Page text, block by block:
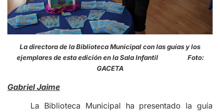
La directora de la Biblioteca Municipal con las guías y los
ejemplares de esta edición en la Sala Infantil Foto:
GACETA
Gabriel Jaime
La Biblioteca Municipal ha presentado la guía